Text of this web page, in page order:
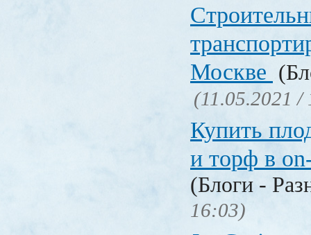
Москве
(11.05.2021 /
Купить
и торф в
(Блоги -
16:03)